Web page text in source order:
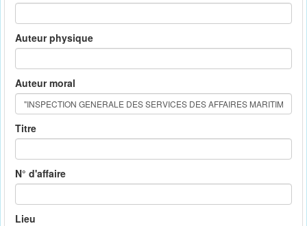
Auteur physique
Auteur moral
Titre
N° d'affaire
Lieu